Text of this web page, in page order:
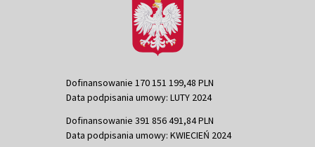
Dofinansowanie 170 151 199,48 PLN
Data podpisania umowy: LUTY 2024
Dofinansowanie 391 856 491,84 PLN
Data podpisania umowy: KWIECIEŃ 2024